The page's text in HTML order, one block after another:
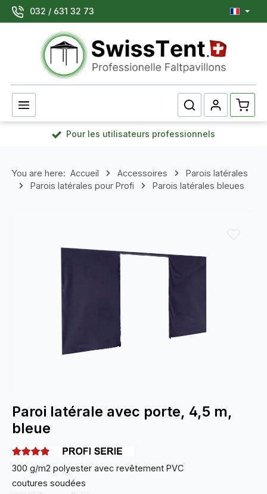
Passer au contenu principal
032 / 631 32 73
Le
Pour les utilisateurs professionnels
You are here: Accueil Accessoires
Parois latérales
Parois latérales pour Profi
Parois latérales bleues
Paroi latérale avec porte, 4,5 m,
bleue
300 g/m2 polyester avec revêtement PVC
coutures soudées